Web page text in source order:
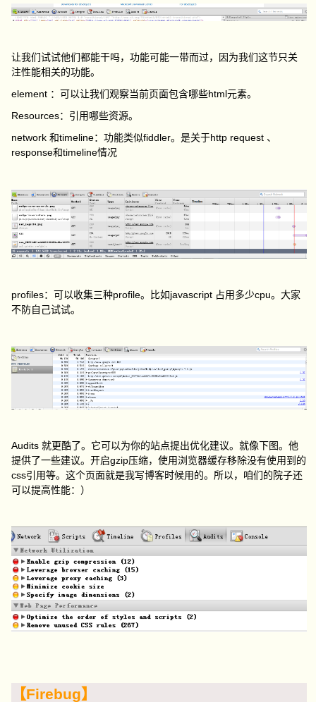
让我们试试他们都能干吗，功能可能一带而过，因为我们这节只关
注性能相关的功能。
element ：可以让我们观察当前页面包含哪些html元素。
Resources：引用哪些资源。
network 和timeline：功能类似fiddler。是关于http request 、
response和timeline情况
profiles：可以收集三种profile。比如javascript 占用多少cpu。大家
不防自己试试。
Audits 就更酷了。它可以为你的站点提出优化建议。就像下图。他
提供了一些建议。开启gzip压缩，使用浏览器缓存移除没有使用到的
css引用等。这个页面就是我写博客时候用的。所以，咱们的院子还
可以提高性能：）
【Firebug】